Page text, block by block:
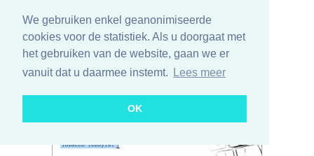
We gebruiken enkel geanonimiseerde
cookies voor de statistiek. Als u doorgaat met
het gebruiken van de website, gaan we er
vanuit dat u daarmee instemt.
Lees meer
OK
donderdag 08 oktober 2020